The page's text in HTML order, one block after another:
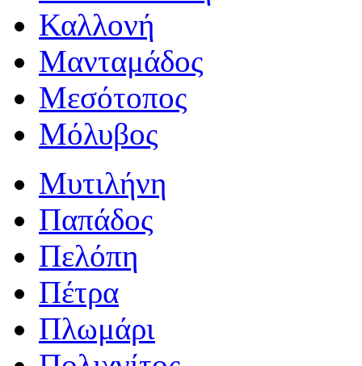
Καλλονή
Μανταμάδος
Μεσότοπος
Μόλυβος
Μυτιλήνη
Παπάδος
Πελόπη
Πέτρα
Πλωμάρι